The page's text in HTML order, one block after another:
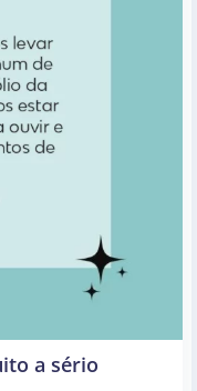
a sério